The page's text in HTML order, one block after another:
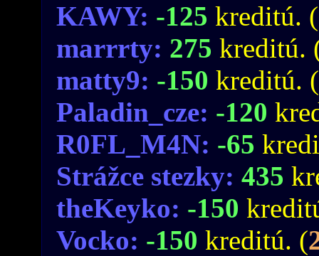
KAWY: -125 kreditú. (
marrrty: 275 kreditú.
matty9: -150 kreditú. (
Paladin_cze: -120
R0FL_M4N: -65
Strážce stezky: 435
theKeyko: -150
Vocko: -150 kreditú. (